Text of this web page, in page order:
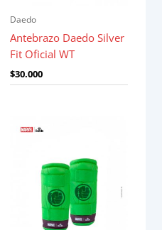
Daedo
Antebrazo Daedo Silver
Fit Oficial WT
$30.000